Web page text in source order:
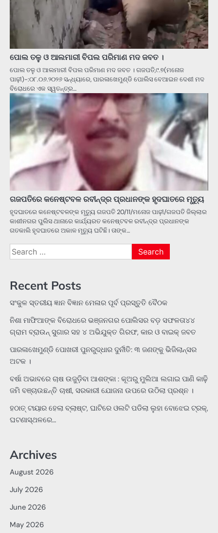
ପୋଲ ତଳୁ ଓ ଆଲମାରୀ ବିପଲ ପରିମାଣ ମଦ ଜବତ ‌।
ପୋଲ ତଳୁ ଓ ଆଲମାରୀ ବିପଲ ପରିମାଣ ମଦ ଜବତ ‌। ଗଜପତି,୯.୭(ମନୋଜ
ପାଢ଼ୀ)-:୦୮.୦୬.୨୦୨୬ ସନ୍ଧ୍ୟାରେ, ପାରଳାଖେମୁଣ୍ଡି ପୋଲିସ ବେଆଇନ ଦେଶୀ ମଦ
ବିରୋଧରେ ଏକ ସ୍ୱତନ୍ତ୍ର…
ଗଜପତିରେ କନେଷ୍ଟବଳ ରବୀନ୍ଦ୍ର ପ୍ରଧାନଙ୍କ ହୃଦଘାତରେ ମୃତ୍ୟୁ
ହୃଦଘାତରେ କନେଷ୍ଟବଳଙ୍କ ମୃତ୍ୟୁ ଗଜପତି 20/11/ମନୋଜ ପାଢ଼ୀ/ଗଜପତି ଜିଲ୍ଲାର
କାଶୀନଗର ପୁଲିସ ଥାନାରେ କାର୍ଯ୍ୟରତ କନେଷ୍ଟବଳ ରବୀନ୍ଦ୍ର ପ୍ରଧାନଙ୍କ
ଗତକାଲି ହୃଦଘାତରେ ଅକାଳ ମୃତ୍ୟୁ ଘଟିଛି। ତାଙ୍କ…
Search
for:
Recent Posts
ସଂକୁଳ ସ୍ତରୀୟ ଜ୍ଞାନ ବିଜ୍ଞାନ ମେଳାର ପୂର୍ବ ପ୍ରସ୍ତୁତି ବୈଠକ
ନିଶା ମାଫିଆଙ୍କ ବିରୋଧରେ ଭଞ୍ଜନଗର ପୋଲିସର ବଡ଼ ସଫଳତା୪୪
ଗ୍ରାମ ବ୍ରାଉନ୍ ସୁଗାର ସହ ୪ ଅଭିଯୁକ୍ତ ଗିରଫ, କାର ଓ ବାଇକ୍ ଜବତ
ପାରଳାଖେମୁଣ୍ଡି ପୋଖରୀ ପୁନରୁଦ୍ଧାର ଦୁର୍ନୀତି: ୩ ଜଣଙ୍କୁ ଭିଜିଲାନ୍ସର
ଅଟକ ।
ବର୍ଷା ଅଭାବରେ ଚାଷ ଉଜୁଡ଼ିବା ଆଶଙ୍କା : କୂଅରୁ ମୁଲିଆ ଲଗାଇ ପାଣି କାଢ଼ି
ଜମି ବଞ୍ଚାଉଛନ୍ତି ଚାଷୀ, ସରକାରୀ ଯୋଜନା ଉପରେ ଉଠିଲା ପ୍ରଶ୍ନ ।
ହଠାତ୍‌ ଟାୟାର ହେଲା ବ୍ଲାଷ୍ଟ, ଘାଟିରେ ଓଲଟି ପଡିଲା ଲୁହା ବୋଝେଇ ଟ୍ରକ୍‌,
ଘଟଣାସ୍ଥଳରେ…
Archives
August 2026
July 2026
June 2026
May 2026